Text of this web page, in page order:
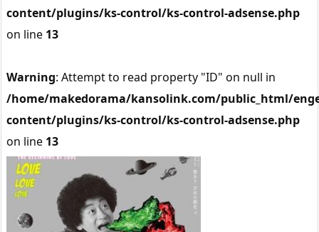
content/plugins/ks-control/ks-control-adsense.php
on line 13
Warning: Attempt to read property "ID" on null in
/home/makedorama/kansolink.com/public_html/
content/plugins/ks-control/ks-control-adsense.php
on line 13